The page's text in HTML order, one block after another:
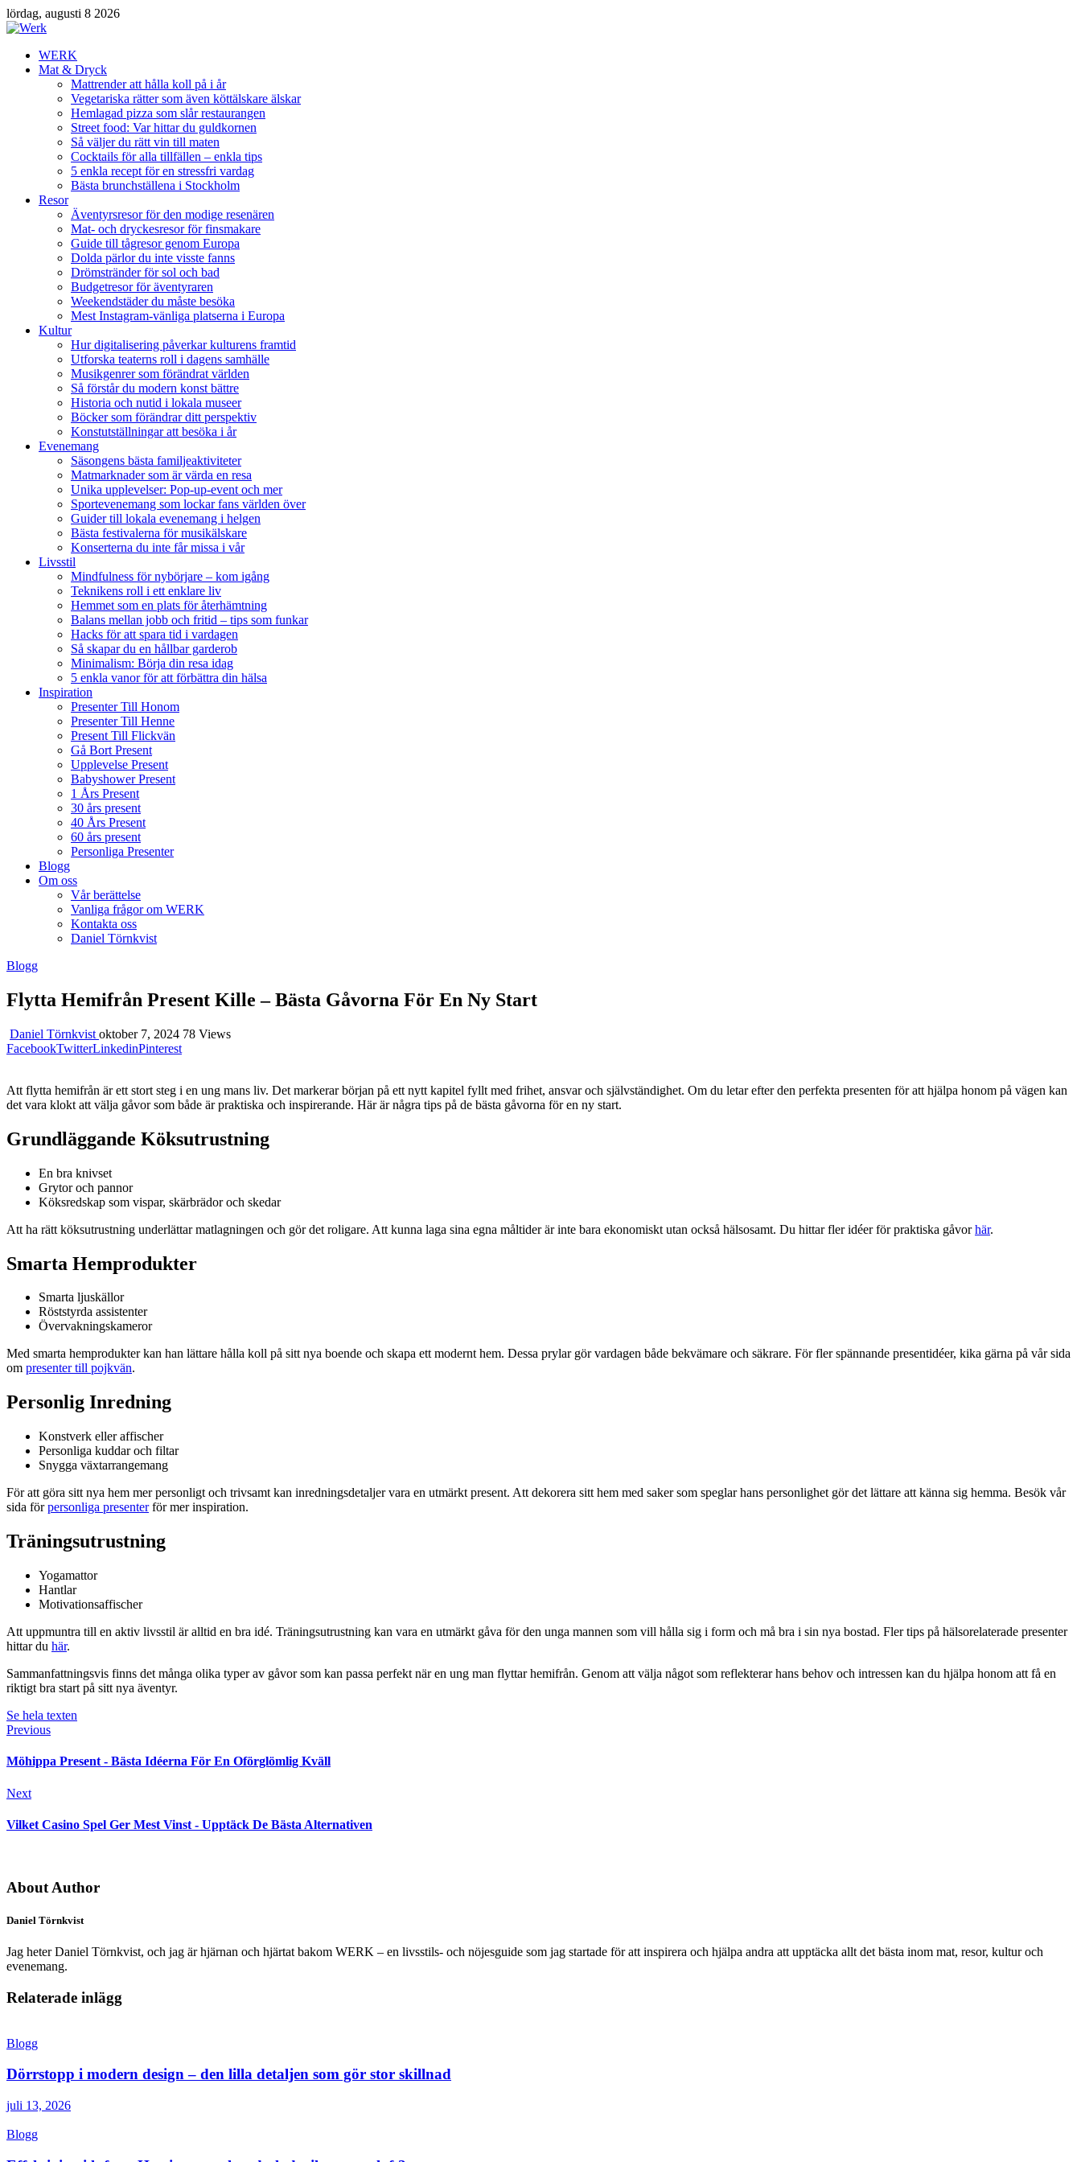
lördag, augusti 8 2026
WERK
Mat & Dryck
Mattrender att hålla koll på i år
Vegetariska rätter som även köttälskare älskar
Hemlagad pizza som slår restaurangen
Street food: Var hittar du guldkornen
Så väljer du rätt vin till maten
Cocktails för alla tillfällen – enkla tips
5 enkla recept för en stressfri vardag
Bästa brunchställena i Stockholm
Resor
Äventyrsresor för den modige resenären
Mat- och dryckesresor för finsmakare
Guide till tågresor genom Europa
Dolda pärlor du inte visste fanns
Drömstränder för sol och bad
Budgetresor för äventyraren
Weekendstäder du måste besöka
Mest Instagram-vänliga platserna i Europa
Kultur
Hur digitalisering påverkar kulturens framtid
Utforska teaterns roll i dagens samhälle
Musikgenrer som förändrat världen
Så förstår du modern konst bättre
Historia och nutid i lokala museer
Böcker som förändrar ditt perspektiv
Konstutställningar att besöka i år
Evenemang
Säsongens bästa familjeaktiviteter
Matmarknader som är värda en resa
Unika upplevelser: Pop-up-event och mer
Sportevenemang som lockar fans världen över
Guider till lokala evenemang i helgen
Bästa festivalerna för musikälskare
Konserterna du inte får missa i vår
Livsstil
Mindfulness för nybörjare – kom igång
Teknikens roll i ett enklare liv
Hemmet som en plats för återhämtning
Balans mellan jobb och fritid – tips som funkar
Hacks för att spara tid i vardagen
Så skapar du en hållbar garderob
Minimalism: Börja din resa idag
5 enkla vanor för att förbättra din hälsa
Inspiration
Presenter Till Honom
Presenter Till Henne
Present Till Flickvän
Gå Bort Present
Upplevelse Present
Babyshower Present
1 Års Present
30 års present
40 Års Present
60 års present
Personliga Presenter
Blogg
Om oss
Vår berättelse
Vanliga frågor om WERK
Kontakta oss
Daniel Törnkvist
Blogg
Flytta Hemifrån Present Kille – Bästa Gåvorna För En Ny Start
Daniel Törnkvist oktober 7, 2024 78 Views
FacebookTwitterLinkedinPinterest
Att flytta hemifrån är ett stort steg i en ung mans liv. Det markerar början på ett nytt kapitel fyllt med frihet, ansvar och självständighet. Om du letar efter den perfekta presenten för att hjälpa honom på vägen kan
det vara klokt att välja gåvor som både är praktiska och inspirerande. Här är några tips på de bästa gåvorna för en ny start.
Grundläggande Köksutrustning
En bra knivset
Grytor och pannor
Köksredskap som vispar, skärbrädor och skedar
Att ha rätt köksutrustning underlättar matlagningen och gör det roligare. Att kunna laga sina egna måltider är inte bara ekonomiskt utan också hälsosamt. Du hittar fler idéer för praktiska gåvorhär.
Smarta Hemprodukter
Smarta ljuskällor
Röststyrda assistenter
Övervakningskameror
Med smarta hemprodukter kan han lättare hålla koll på sitt nya boende och skapa ett modernt hem. Dessa prylar gör vardagen både bekvämare och säkrare. För fler spännande presentidéer, kika gärna på vår sida
om presenter till pojkvän.
Personlig Inredning
Konstverk eller affischer
Personliga kuddar och filtar
Snygga växtarrangemang
För att göra sitt nya hem mer personligt och trivsamt kan inredningsdetaljer vara en utmärkt present. Att dekorera sitt hem med saker som speglar hans personlighet gör det lättare att känna sig hemma. Besök vår
sida förpersonliga presenterför mer inspiration.
Träningsutrustning
Yogamattor
Hantlar
Motivationsaffischer
Att uppmuntra till en aktiv livsstil är alltid en bra idé. Träningsutrustning kan vara en utmärkt gåva för den unga mannen som vill hålla sig i form och må bra i sin nya bostad. Fler tips på hälsorelaterade presenter
hittar du här.
Sammanfattningsvis finns det många olika typer av gåvor som kan passa perfekt när en ung man flyttar hemifrån. Genom att välja något som reflekterar hans behov och intressen kan du hjälpa honom att få en
riktigt bra start på sitt nya äventyr.
Se hela texten
Previous
Möhippa Present - Bästa Idéerna För En Oförglömlig Kväll
Next
Vilket Casino Spel Ger Mest Vinst - Upptäck De Bästa Alternativen
About Author
Daniel Törnkvist
Jag heter Daniel Törnkvist, och jag är hjärnan och hjärtat bakom WERK – en livsstils- och nöjesguide som jag startade för att inspirera och hjälpa andra att upptäcka allt det bästa inom mat, resor, kultur och
evenemang.
Relaterade inlägg
Blogg
Dörrstopp i modern design – den lilla detaljen som gör stor skillnad
juli 13, 2026
Blogg